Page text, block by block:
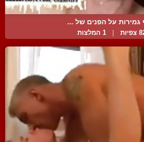
גמירות על הפנים של ...
1 המלצות